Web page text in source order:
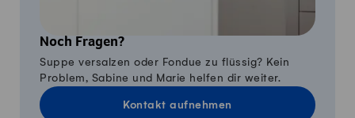
Noch Fragen?
Suppe versalzen oder Fondue zu flüssig? Kein
Problem, Sabine und Marie helfen dir weiter.
Kontakt aufnehmen